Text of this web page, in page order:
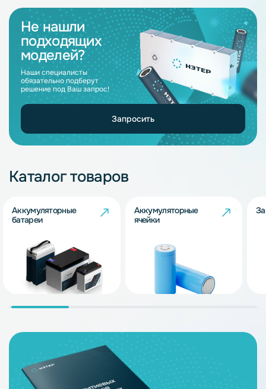
Не нашли
подходящих
моделей?
Наши специалисты
обязательно подберут
решение под Ваш запрос!
Запросить
Каталог товаров
Аккумуляторные
батареи
Аккумуляторные
ячейки